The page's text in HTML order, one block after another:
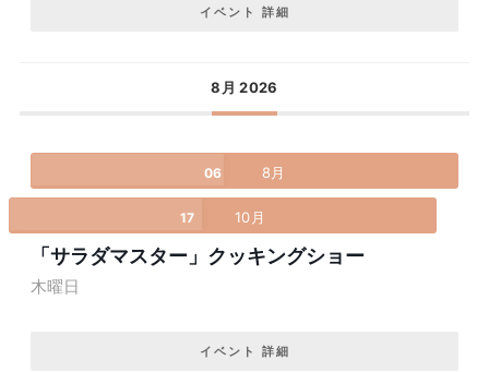
イベント 詳細
8月 2026
06 8月
17 10月
「サラダマスター」クッキングショー
木曜日
イベント 詳細